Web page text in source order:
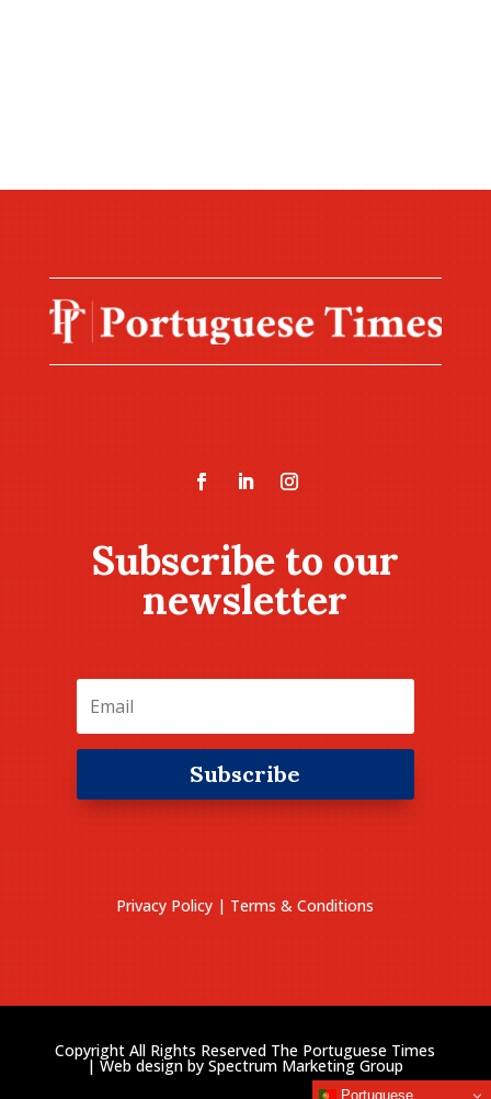
Subscribe to our
newsletter
Subscribe
Privacy Policy | Terms & Conditions
Copyright All Rights Reserved The Portuguese Times
| Web design bySpectrum Marketing Group
Portuguese